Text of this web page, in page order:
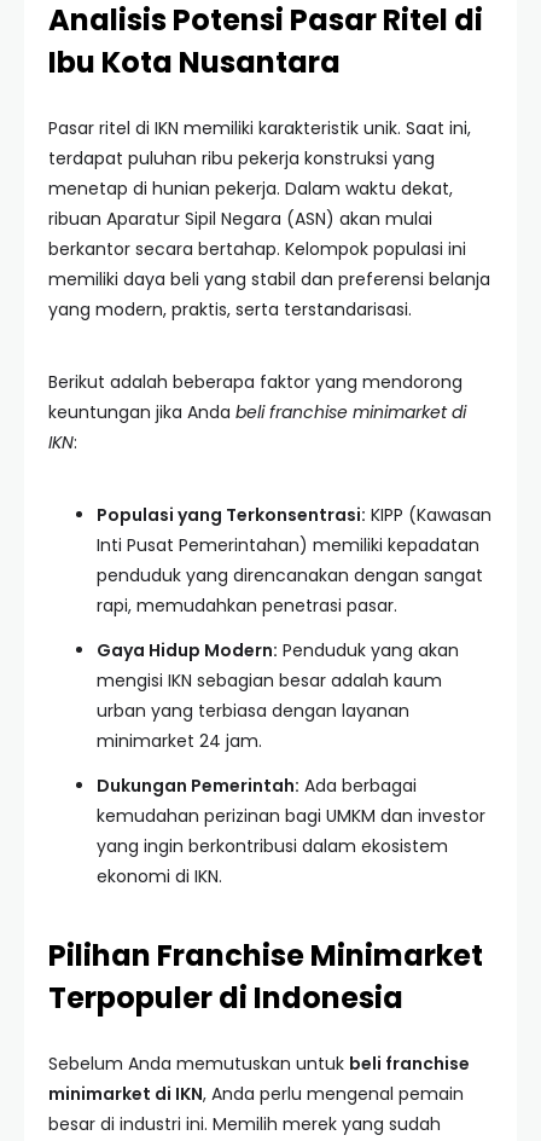
Analisis Potensi Pasar Ritel di
Ibu Kota Nusantara
Pasar ritel di IKN memiliki karakteristik unik. Saat ini,
terdapat puluhan ribu pekerja konstruksi yang
menetap di hunian pekerja. Dalam waktu dekat,
ribuan Aparatur Sipil Negara (ASN) akan mulai
berkantor secara bertahap. Kelompok populasi ini
memiliki daya beli yang stabil dan preferensi belanja
yang modern, praktis, serta terstandarisasi.
Berikut adalah beberapa faktor yang mendorong
keuntungan jika Anda beli franchise minimarket di
IKN:
Populasi yang Terkonsentrasi: KIPP (Kawasan
Inti Pusat Pemerintahan) memiliki kepadatan
penduduk yang direncanakan dengan sangat
rapi, memudahkan penetrasi pasar.
Gaya Hidup Modern: Penduduk yang akan
mengisi IKN sebagian besar adalah kaum
urban yang terbiasa dengan layanan
minimarket 24 jam.
Dukungan Pemerintah: Ada berbagai
kemudahan perizinan bagi UMKM dan investor
yang ingin berkontribusi dalam ekosistem
ekonomi di IKN.
Pilihan Franchise Minimarket
Terpopuler di Indonesia
Sebelum Anda memutuskan untuk beli franchise
minimarket di IKN, Anda perlu mengenal pemain
besar di industri ini. Memilih merek yang sudah